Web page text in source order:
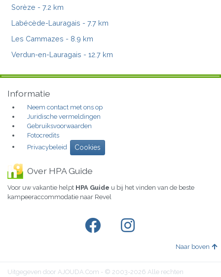
Sorèze - 7.2 km
Labécède-Lauragais - 7.7 km
Les Cammazes - 8.9 km
Verdun-en-Lauragais - 12.7 km
Informatie
Neem contact met ons op
Juridische vermeldingen
Gebruiksvoorwaarden
Fotocredits
Privacybeleid
Cookies
Over HPA Guide
Voor uw vakantie helpt HPA Guide u bij het vinden van de beste
kampeeraccommodatie naar Revel
Naar boven
Uitgegeven door AJOUDA.Com - © 2003-2026 Alle rechten